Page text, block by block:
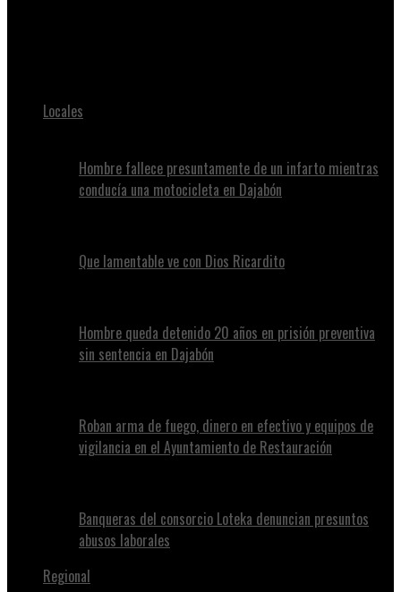
Locales
Hombre fallece presuntamente de un infarto mientras
conducía una motocicleta en Dajabón
Que lamentable ve con Dios Ricardito
Hombre queda detenido 20 años en prisión preventiva
sin sentencia en Dajabón
Roban arma de fuego, dinero en efectivo y equipos de
vigilancia en el Ayuntamiento de Restauración
Banqueras del consorcio Loteka denuncian presuntos
abusos laborales
Regional